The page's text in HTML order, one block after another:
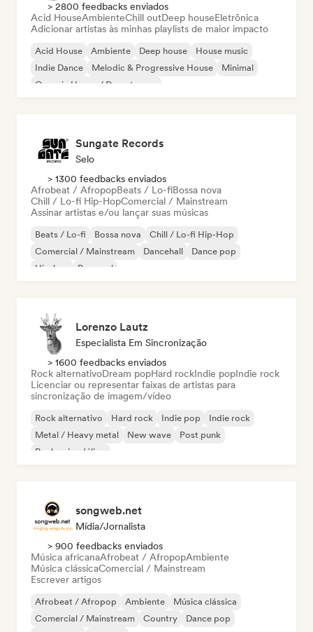
> 2800 feedbacks enviados
Acid HouseAmbienteChill outDeep houseEletrônica
Adicionar artistas às minhas playlists de maior impacto
Acid House Ambiente Deep house
House music
Indie Dance
Melodic & Progressive House
Minimal
Organic House / Downtempo
Sungate Records
Selo
> 1300 feedbacks enviados
Afrobeat / AfropopBeats / Lo-fiBossa nova
Chill / Lo-fi Hip-HopComercial / Mainstream
Assinar artistas e/ou lançar suas músicas
Beats / Lo-fi Bossa nova
Chill / Lo-fi Hip-Hop
Comercial / Mainstream
Dancehall
Dance pop
Hip-hop
Pop soul
Lorenzo Lautz
Especialista Em Sincronização
> 1600 feedbacks enviados
Rock alternativoDream popHard rockIndie popIndie rock
Licenciar ou representar faixas de artistas para
sincronização de imagem/vídeo
Rock alternativo Hard rock Indie pop
Indie rock
Metal / Heavy metal
New wave
Post punk
Rock psicodélico
songweb.net
Mídia/Jornalista
> 900 feedbacks enviados
Música africanaAfrobeat / AfropopAmbiente
Música clássicaComercial / Mainstream
Escrever artigos
Afrobeat / Afropop Ambiente
Música clássica
Comercial / Mainstream
Country
Dance pop